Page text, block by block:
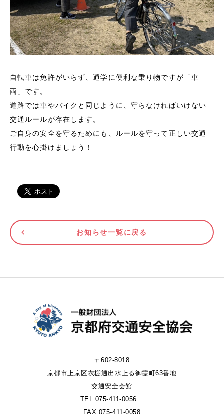
自転車は免許がいらず、通学に便利な乗り物ですが「車
両」です。
道路では車やバイクと同じように、守らなければいけない
交通ルールが存在します。
ご自身の安全を守るためにも、ルールを守って正しい交通
行動を心掛けましょう！
お知らせ一覧に戻る
〒602-8018
京都市上京区衣棚通出水上る御霊町63番地
交通安全会館
TEL:075-411-0056
FAX:075-411-0058